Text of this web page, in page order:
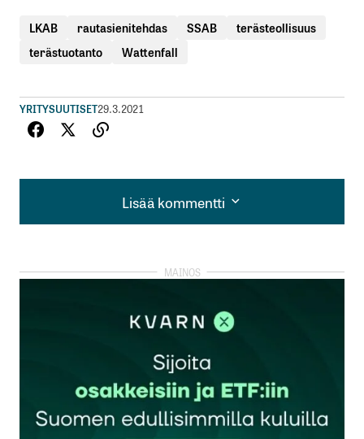
LKAB rautasienitehdas SSAB
terästeollisuus
terästuotanto
Wattenfall
YRITYSUUTISET29.3.2021
Lisää kommentti
Lisää kommentti
kirjautua
rekisteröityä